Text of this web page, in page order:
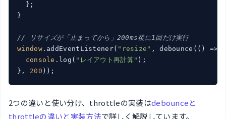
  };
}
// リサイズが「止まってから」200ms後に1回だけ実行
window.addEventListener( "resize" , debounce( () =>
console .log( "レイアウト再計算" );
}, 200 ));
2つの違いと使い分け、throttleの実装はdebounceと
throttleの違いと実装方法で詳しく解説しています。